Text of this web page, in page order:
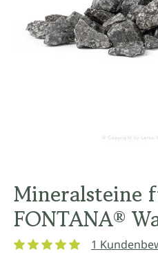
Mineralsteine
FONTANA®
1